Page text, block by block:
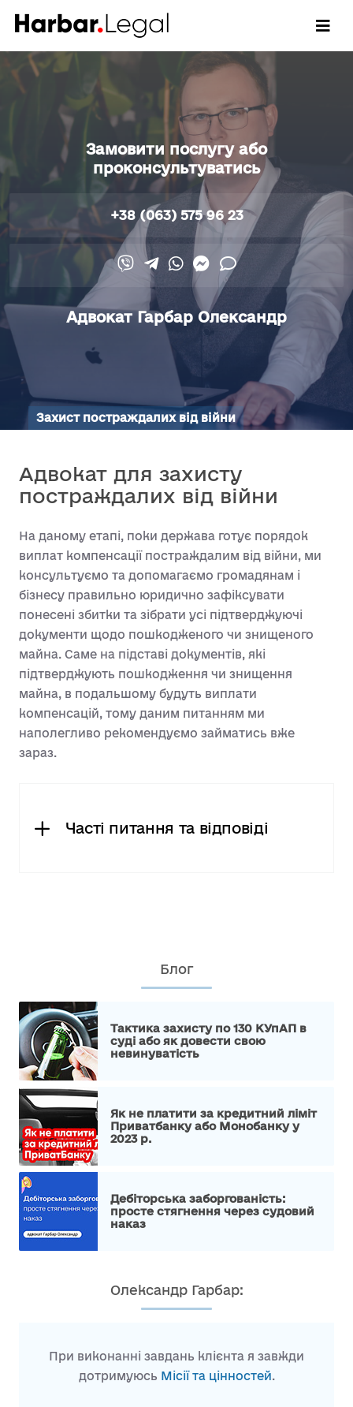
Замовити послугу або
проконсультуватись
+38 (063) 575 96 23
Адвокат Гарбар Олександр
Захист постраждалих від війни
Адвокат для захисту
постраждалих від війни
На даному етапі, поки держава готує порядок
виплат компенсації постраждалим від війни, ми
консультуємо та допомагаємо громадянам і
бізнесу правильно юридично зафіксувати
понесені збитки та зібрати усі підтверджуючі
документи щодо пошкодженого чи знищеного
майна. Саме на підставі документів, які
підтверджують пошкодження чи знищення
майна, в подальшому будуть виплати
компенсацій, тому даним питанням ми
наполегливо рекомендуємо займатись вже
зараз.
Часті питання та відповіді
Блог
Тактика захисту по 130 КУпАП в
суді або як довести свою
невинуватість
Як не платити за кредитний ліміт
Приватбанку або Монобанку у
2023 р.
Дебіторська заборгованість:
просте стягнення через судовий
наказ
Олександр Гарбар:
При виконанні завдань клієнта я завжди
дотримуюсь Місії та цінностей.